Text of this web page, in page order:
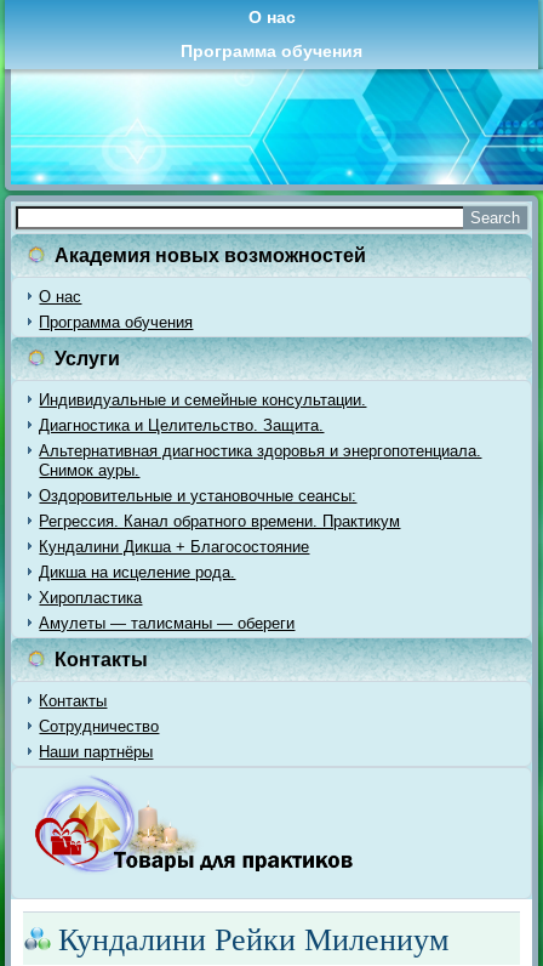
О нас
Программа обучения
Академия новых возможностей
О нас
Программа обучения
Услуги
Индивидуальные и семейные консультации.
Диагностика и Целительство. Защита.
Альтернативная диагностика здоровья и энергопотенциала.
Снимок ауры.
Оздоровительные и установочные сеансы:
Регрессия. Канал обратного времени. Практикум
Кундалини Дикша + Благосостояние
Дикша на исцеление рода.
Хиропластика
Амулеты — талисманы — обереги
Контакты
Контакты
Сотрудничество
Наши партнёры
Кундалини Рейки Милениум